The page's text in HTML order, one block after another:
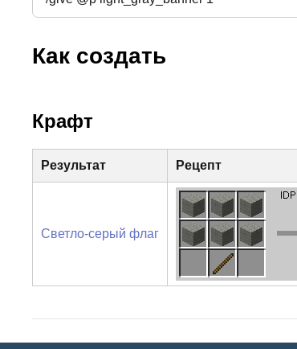
Как создать
Крафт
Результат Рецепт
Светло-серый флаг